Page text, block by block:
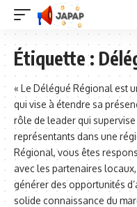
Étiquette :
« Le Délégué Régional est
qui vise à étendre sa
rôle de leader qui
représentants dans une
Régional, vous êtes
avec les partenaires
générer des opportunités
solide connaissance du